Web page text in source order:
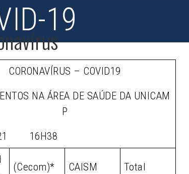
19
CORONAVÍRUS – COVID19
NA ÁREA DE SAÚDE DA UNICAM
P
16H38
(Cecom)* CAISM Total